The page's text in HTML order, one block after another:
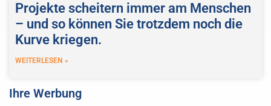
Projekte scheitern immer am Menschen
– und so können Sie trotzdem noch die
Kurve kriegen.
WEITERLESEN »
Ihre Werbung